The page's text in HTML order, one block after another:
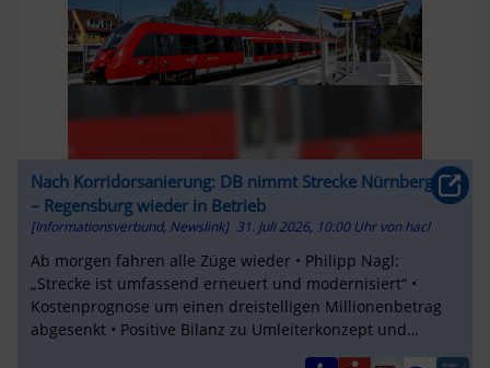
Nach Korridorsanierung: DB nimmt Strecke Nürnberg
– Regensburg wieder in Betrieb
[Informationsverbund, Newslink] 31. Juli 2026, 10:00 Uhr vonhacl
Ab morgen fahren alle Züge wieder • Philipp Nagl:
„Strecke ist umfassend erneuert und modernisiert“ •
Kostenprognose um einen dreistelligen Millionenbetrag
abgesenkt • Positive Bilanz zu Umleiterkonzept und